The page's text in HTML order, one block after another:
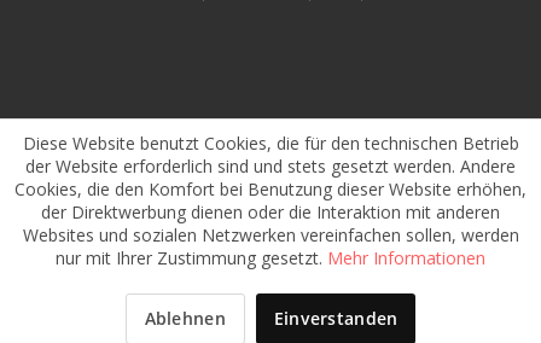
Diese Website benutzt Cookies, die für den technischen Betrieb
der Website erforderlich sind und stets gesetzt werden. Andere
Cookies, die den Komfort bei Benutzung dieser Website erhöhen,
der Direktwerbung dienen oder die Interaktion mit anderen
Websites und sozialen Netzwerken vereinfachen sollen, werden
nur mit Ihrer Zustimmung gesetzt. Mehr Informationen
Ablehnen Einverstanden